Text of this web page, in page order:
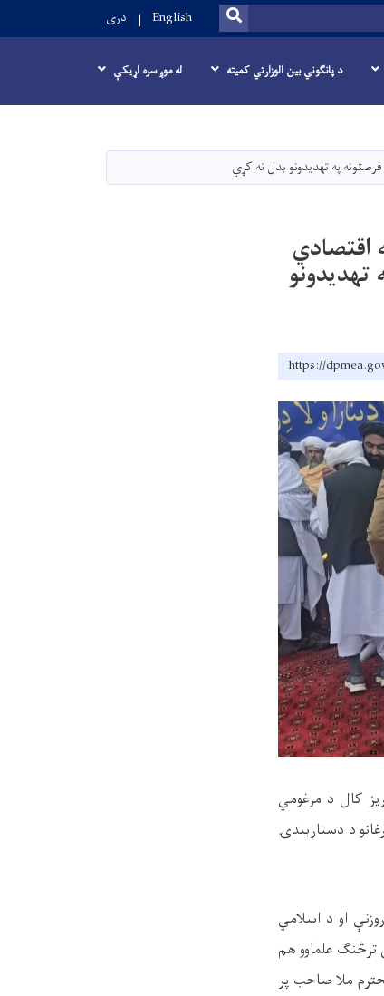
SEARCH
English دری
د پانگوني بین الوزارتي کمیته له موږ سره اړیکې
په تهدیدونو بدل نه کړي
اقتصادي
https://
کال د مرغومي
د دستاربندۍ
او د اسلامي
ترڅنګ علماوو هم
ملا صاحب پر